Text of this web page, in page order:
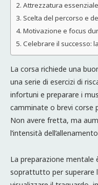
Attrezzatura
Scelta del percorso e
Motivazione e focus
Celebrare il successo:
La corsa richiede una
una serie di esercizi di
infortuni e preparare i
camminate o brevi corse
Non avere fretta, ma
l’intensità
La preparazione
soprattutto per superare